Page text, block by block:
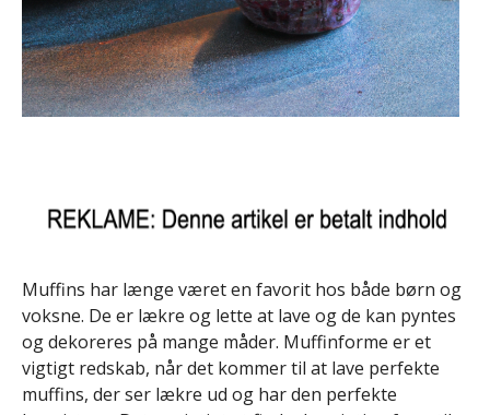
Muffins har længe været en favorit hos både børn og
voksne. De er lækre og lette at lave og de kan pyntes
og dekoreres på mange måder. Muffinforme er et
vigtigt redskab, når det kommer til at lave perfekte
muffins, der ser lækre ud og har den perfekte